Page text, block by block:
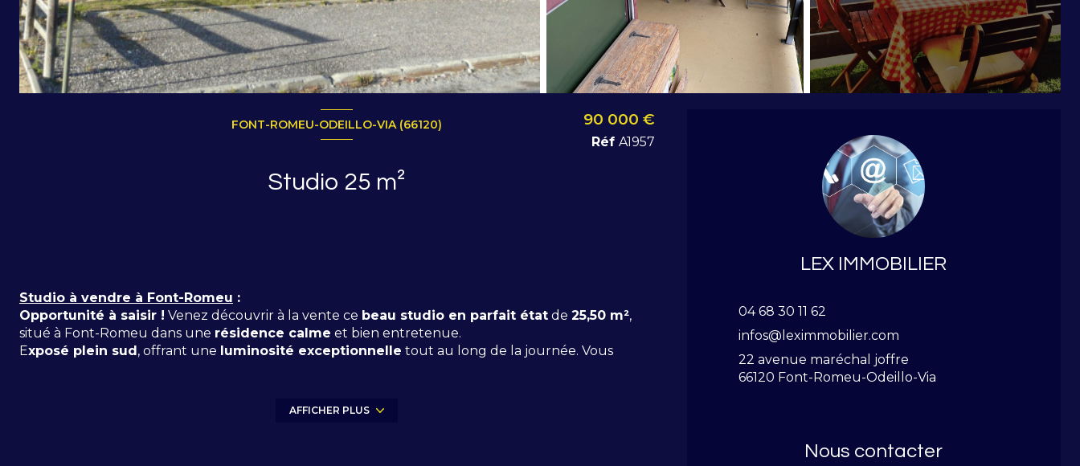
FONT-ROMEU-ODEILLO-VIA (66120)
Studio 25 m²
90 000 €
Réf A1957
Studio à vendre à Font-Romeu :
Opportunité à saisir ! Venez découvrir à la vente ce beau studio en parfait état de 25,50 m²,
situé à Font-Romeu dans une résidence calme et bien entretenue.
Exposé plein sud , offrant une luminosité exceptionnelle tout au long de la journée. Vous
AFFICHER PLUS
LEX IMMOBILIER
04 68 30 11 62
infos@leximmobilier.com
22 avenue maréchal joffre
66120 Font-Romeu-Odeillo-Via
Nous contacter